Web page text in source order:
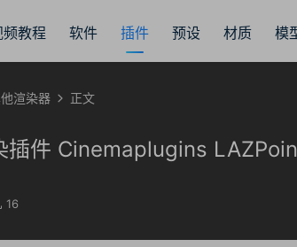
频教程 软件 插件 预设 材质 模
渲染器 正文
插件 Cinemaplugins
16